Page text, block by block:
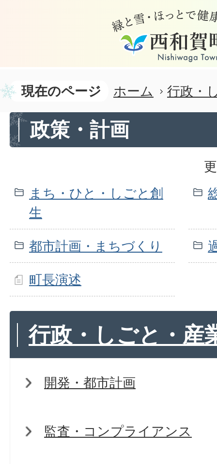
現在のページ ホーム 行政・
政策・計画
まち・ひと・しごと創
生
都市計画・まちづくり
町長演述
行政・しごと・産
開発・都市計画
監査・コンプライアンス